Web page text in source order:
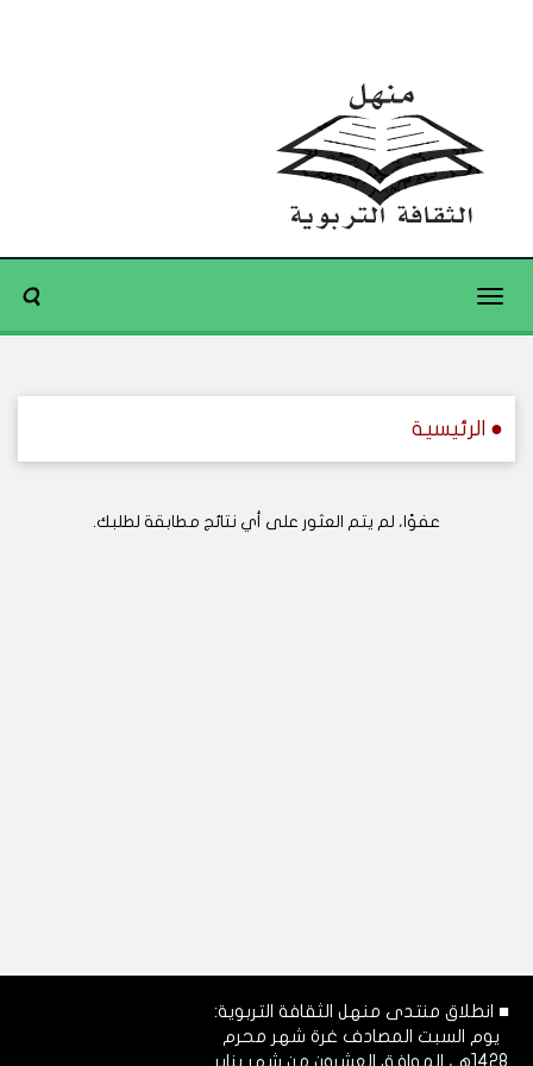
Toggle
● الرئيسية
عفوًا، لم يتم العثور على أي نتائج مطابقة لطلبك.
■ انطلاق منتدى منهل الثقافة التربوية:
يوم السبت المصادف غرة شهر محرم
1428هـ، الموافق العشرون من شهر يناير